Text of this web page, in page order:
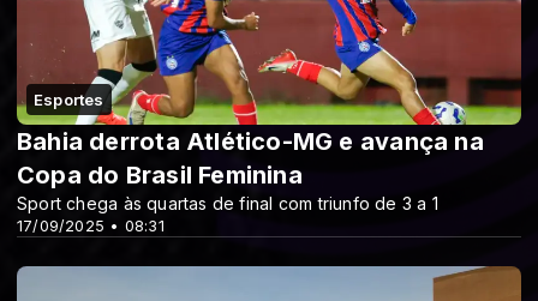
Esportes
17/09/2025 • 08:31
Bahia derrota Atlético-MG e avança na
Copa do Brasil Feminina
Sport chega às quartas de final com triunfo de 3 a 1